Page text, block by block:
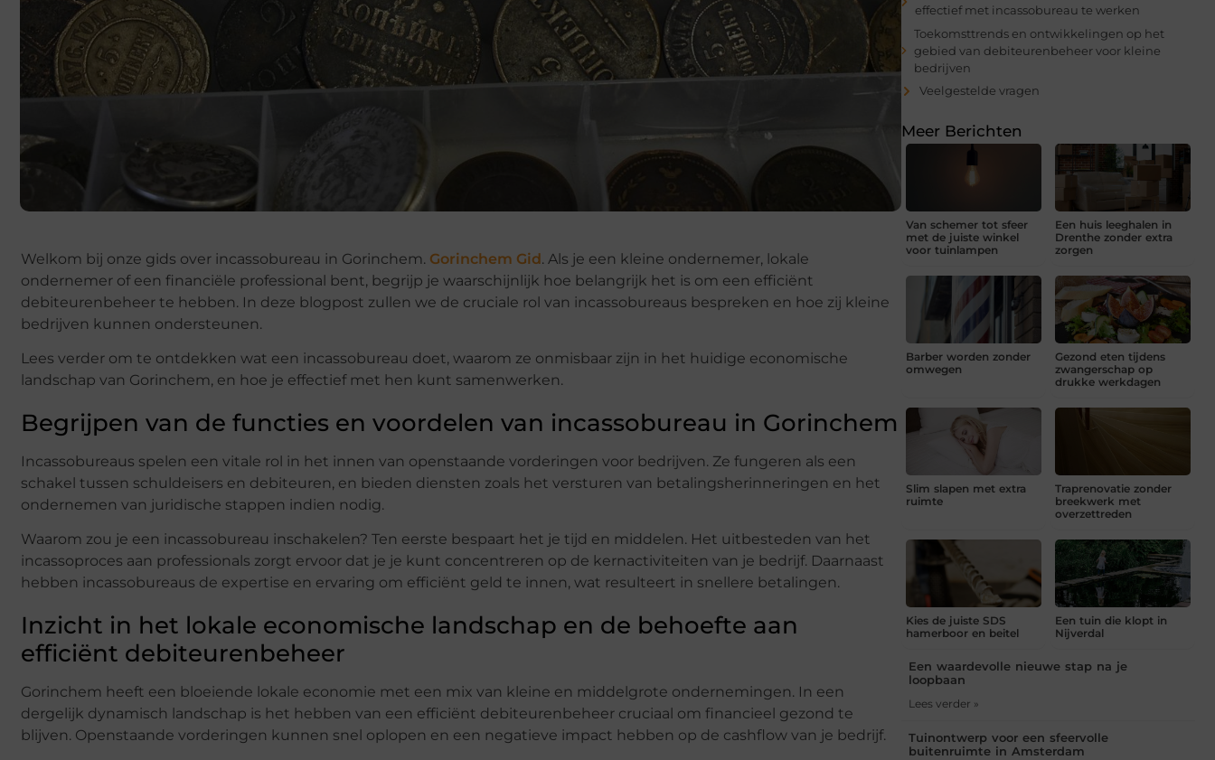
Welkom bij onze gids over incassobureau in Gorinchem. Gorinchem Gid. Als je een kleine ondernemer, lokale
ondernemer of een financiële professional bent, begrijp je waarschijnlijk hoe belangrijk het is om een efficiënt
debiteurenbeheer te hebben. In deze blogpost zullen we de cruciale rol van incassobureaus bespreken en hoe zij kleine
bedrijven kunnen ondersteunen.
Lees verder om te ontdekken wat een incassobureau doet, waarom ze onmisbaar zijn in het huidige economische
landschap van Gorinchem, en hoe je effectief met hen kunt samenwerken.
Begrijpen van de functies en voordelen van incassobureau in Gorinchem
Incassobureaus spelen een vitale rol in het innen van openstaande vorderingen voor bedrijven. Ze fungeren als een
schakel tussen schuldeisers en debiteuren, en bieden diensten zoals het versturen van betalingsherinneringen en het
ondernemen van juridische stappen indien nodig.
Waarom zou je een incassobureau inschakelen? Ten eerste bespaart het je tijd en middelen. Het uitbesteden van het
incassoproces aan professionals zorgt ervoor dat je je kunt concentreren op de kernactiviteiten van je bedrijf. Daarnaast
hebben incassobureaus de expertise en ervaring om efficiënt geld te innen, wat resulteert in snellere betalingen.
Inzicht in het lokale economische landschap en de behoefte aan
efficiënt debiteurenbeheer
Gorinchem heeft een bloeiende lokale economie met een mix van kleine en middelgrote ondernemingen. In een
dergelijk dynamisch landschap is het hebben van een efficiënt debiteurenbeheer cruciaal om financieel gezond te
blijven. Openstaande vorderingen kunnen snel oplopen en een negatieve impact hebben op de cashflow van je bedrijf.
effectief met incassobureau te werken
Toekomsttrends en ontwikkelingen op het
gebied van debiteurenbeheer voor kleine
bedrijven
Veelgestelde vragen
Meer Berichten
Van schemer tot sfeer
met de juiste winkel
voor tuinlampen
Een huis leeghalen in
Drenthe zonder extra
zorgen
Barber worden zonder
omwegen
Gezond eten tijdens
zwangerschap op
drukke werkdagen
Slim slapen met extra
ruimte
Traprenovatie zonder
breekwerk met
overzettreden
Kies de juiste SDS
hamerboor en beitel
Een tuin die klopt in
Nijverdal
Een waardevolle nieuwe stap na je
loopbaan
Lees verder »
Tuinontwerp voor een sfeervolle
buitenruimte in Amsterdam